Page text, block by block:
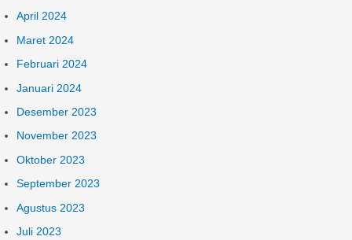
April 2024
Maret 2024
Februari 2024
Januari 2024
Desember 2023
November 2023
Oktober 2023
September 2023
Agustus 2023
Juli 2023